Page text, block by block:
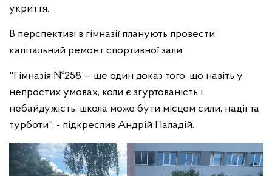
укриття.
В перспективі в гімназії планують провести
капітальний ремонт спортивної зали.
"Гімназія №258 — ще один доказ того, що навіть у
непростих умовах, коли є згуртованість і
небайдужість, школа може бути місцем сили, надії та
турботи", - підкреслив Андрій Паладій.